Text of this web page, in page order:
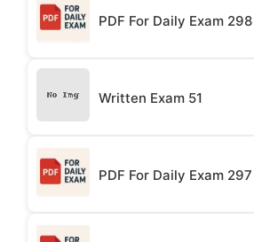
PDF For Daily Exam 298
Written Exam 51
PDF For Daily Exam 297